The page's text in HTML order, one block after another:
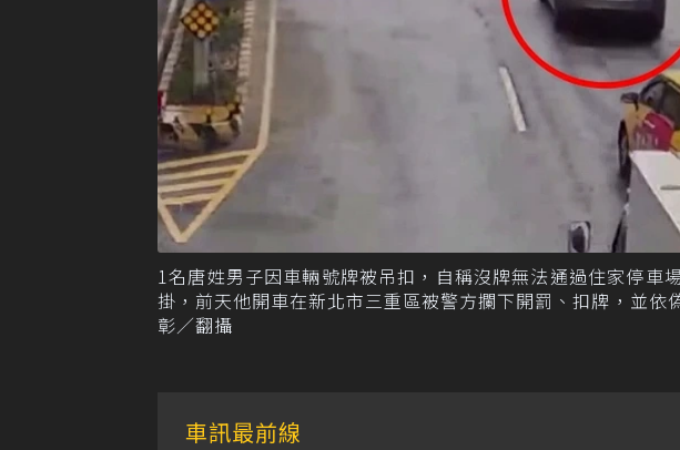
1名唐姓男子因車輛號牌被吊扣，自稱沒牌無法通過住家停車
掛，前天他開車在新北市三重區被警方攔下開罰、扣牌，並依
彰／翻攝
車訊最前線